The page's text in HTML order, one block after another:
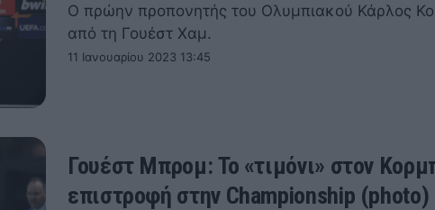
Ο πρώην προπονητής του Ολυμπιακού Κάρλος
από τη Γουέστ Χαμ.
11 Ιανουαρίου 2023 13:45
Γουέστ Μπρομ: Το «τιμόνι» στον
επιστροφή στην Championship (photo)